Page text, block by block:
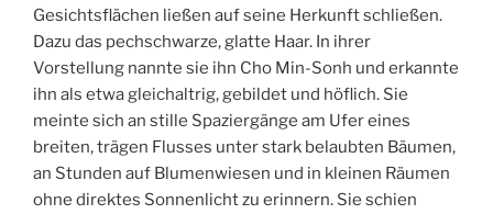
Gesichtsflächen ließen auf seine Herkunft schließen.
Dazu das pechschwarze, glatte Haar. In ihrer
Vorstellung nannte sie ihn Cho Min-Sonh und erkannte
ihn als etwa gleichaltrig, gebildet und höflich. Sie
meinte sich an stille Spaziergänge am Ufer eines
breiten, trägen Flusses unter stark belaubten Bäumen,
an Stunden auf Blumenwiesen und in kleinen Räumen
ohne direktes Sonnenlicht zu erinnern. Sie schien